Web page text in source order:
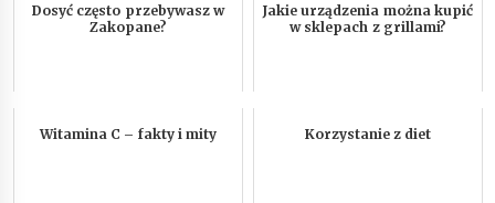
Dosyć często przebywasz w
Zakopane?
Jakie urządzenia można kupić
w sklepach z grillami?
Witamina C – fakty i mity Korzystanie z diet